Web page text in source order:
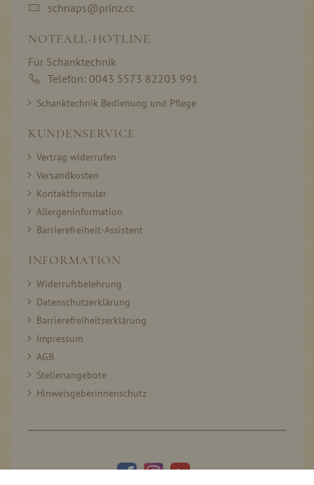
schnaps@prinz.cc
NOTFALL-HOTLINE
Für Schanktechnik
Telefon: 0043 5573 82203 991
Schanktechnik Bedienung und Pflege
KUNDENSERVICE
Vertrag widerrufen
Versandkosten
Kontaktformular
Allergeninformation
Barrierefreiheit-Assistent
INFORMATION
Widerrufsbelehrung
Datenschutzerklärung
Barrierefreiheitserklärung
Impressum
AGB
Stellenangebote
Hinweisgeberinnenschutz